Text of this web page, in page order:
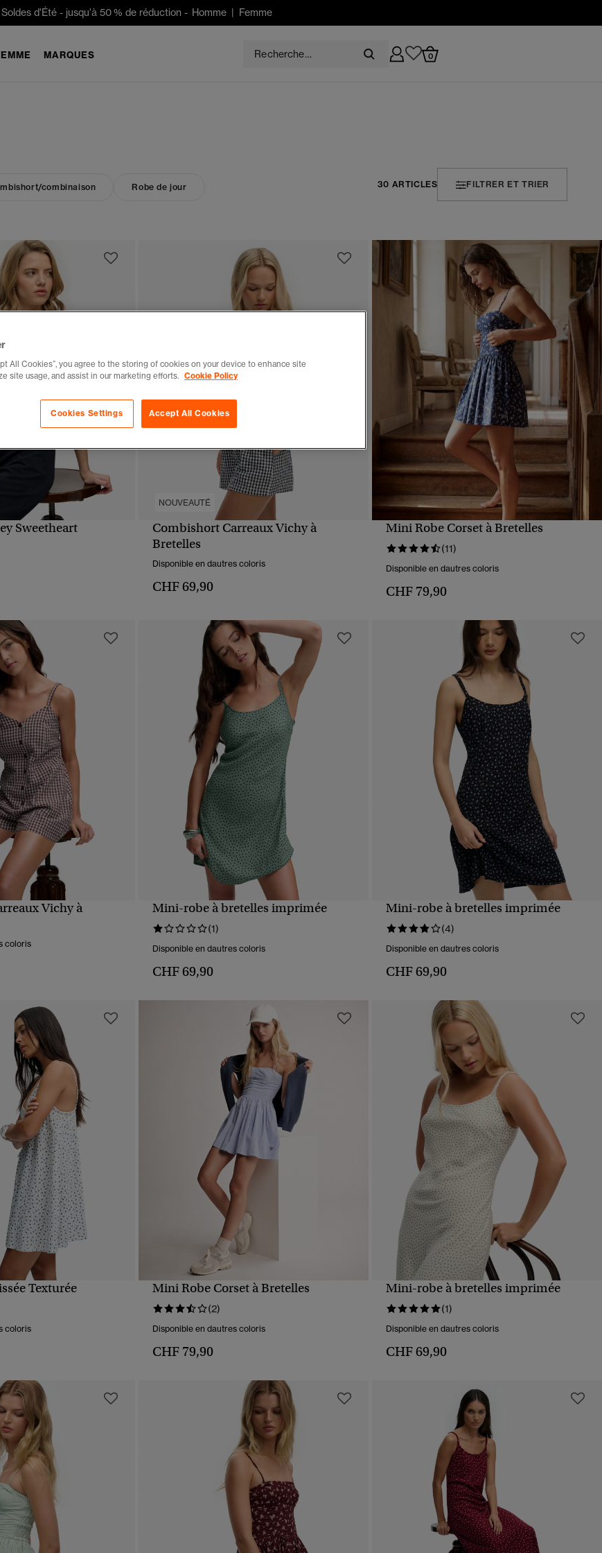
Soldes d'Été -jusqu'à 50 % de réduction - Homme| Femme
MARQUES 0
combinaison Robe de jour 30 ARTICLES FILTRER ET TRIER
RAPIDE
Sweetheart
NOUVEAUTÉ
Combishort Carreaux Vichy à
Bretelles
Disponible en dautres coloris
CHF 69,90
Mini Robe Corset à Bretelles
(11)
Disponible en dautres coloris
CHF 79,90
Vichy à
coloris
APERÇU RAPIDE
Mini-robe à bretelles imprimée
(1)
Disponible en dautres coloris
CHF 69,90
APERÇU RAPIDE
Mini-robe à bretelles imprimée
(4)
Disponible en dautres coloris
CHF 69,90
Texturée
coloris
Mini Robe Corset à Bretelles
(2)
Disponible en dautres coloris
CHF 79,90
APERÇU RAPIDE
Mini-robe à bretelles imprimée
(1)
Disponible en dautres coloris
CHF 69,90
All Cookies”, you agree to the storing of cookies on your device to enhance site
site usage, and assist in our marketing efforts. Cookie Policy
Accept All Cookies
Cookies Settings